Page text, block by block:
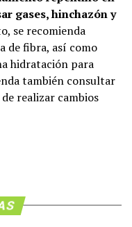
gases, hinchazón y
se recomienda
de fibra, así como
hidratación para
también consultar
realizar cambios